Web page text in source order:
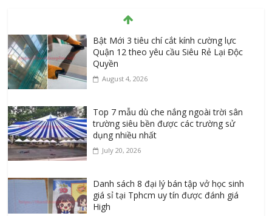
Bật Mới 3 tiêu chí cắt kính cường lực
Quận 12 theo yêu cầu Siêu Rẻ Lại Độc
Quyền
August 4, 2026
Top 7 mẫu dù che nắng ngoài trời sân
trường siêu bền được các trường sử
dụng nhiều nhất
July 20, 2026
Danh sách 8 đại lý bán tập vở học sinh
giá sỉ tại Tphcm uy tín được đánh giá
High